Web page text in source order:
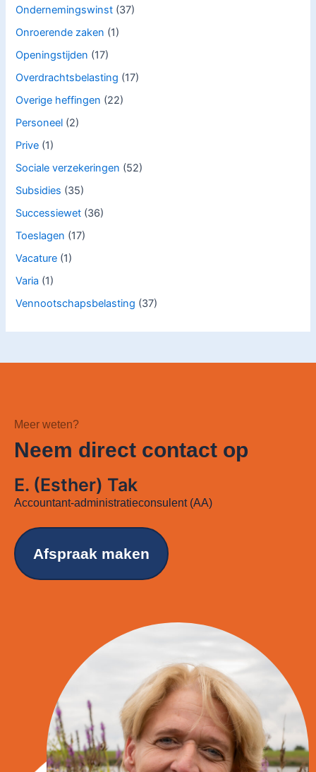
Ondernemingswinst (37)
Onroerende zaken (1)
Openingstijden (17)
Overdrachtsbelasting (17)
Overige heffingen (22)
Personeel (2)
Prive (1)
Sociale verzekeringen (52)
Subsidies (35)
Successiewet (36)
Toeslagen (17)
Vacature (1)
Varia (1)
Vennootschapsbelasting (37)
Meer weten?
Neem direct contact op
E. (Esther) Tak
Accountant-administratieconsulent (AA)
Afspraak maken